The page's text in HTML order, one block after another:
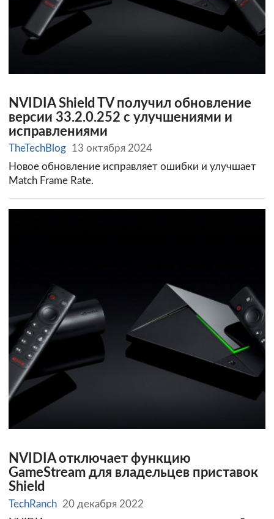
NVIDIA Shield TV получил обновление
версии 33.2.0.252 с улучшениями и
исправлениями
TheTechBlog 13 октября 2024
Новое обновление исправляет ошибки и улучшает
Match Frame Rate.
NVIDIA отключает функцию
GameStream для владельцев приставок
Shield
TechRanch 20 декабря 2022